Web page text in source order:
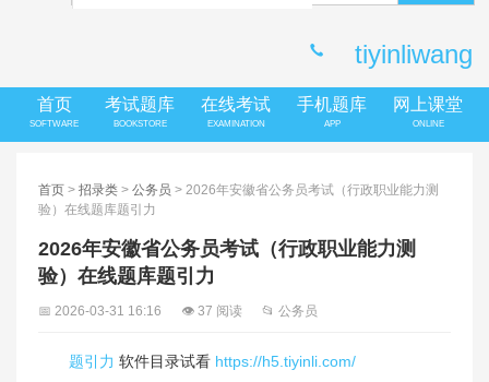
tiyinliwang
首页
SOFTWARE
考试题库
BOOKSTORE
在线考试
EXAMINATION
手机题库
APP
网上课堂
ONLINE
首页 > 招录类 > 公务员 > 2026年安徽省公务员考试（行政职业能力测
验）在线题库题引力
2026年安徽省公务员考试（行政职业能力测
验）在线题库题引力
📅 2026-03-31 16:16 👁 37 阅读 📂 公务员
题引力 软件目录试看 https://h5.tiyinli.com/